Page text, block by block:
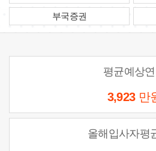
부국증권
평균예상
3,923 만
올해입사자평